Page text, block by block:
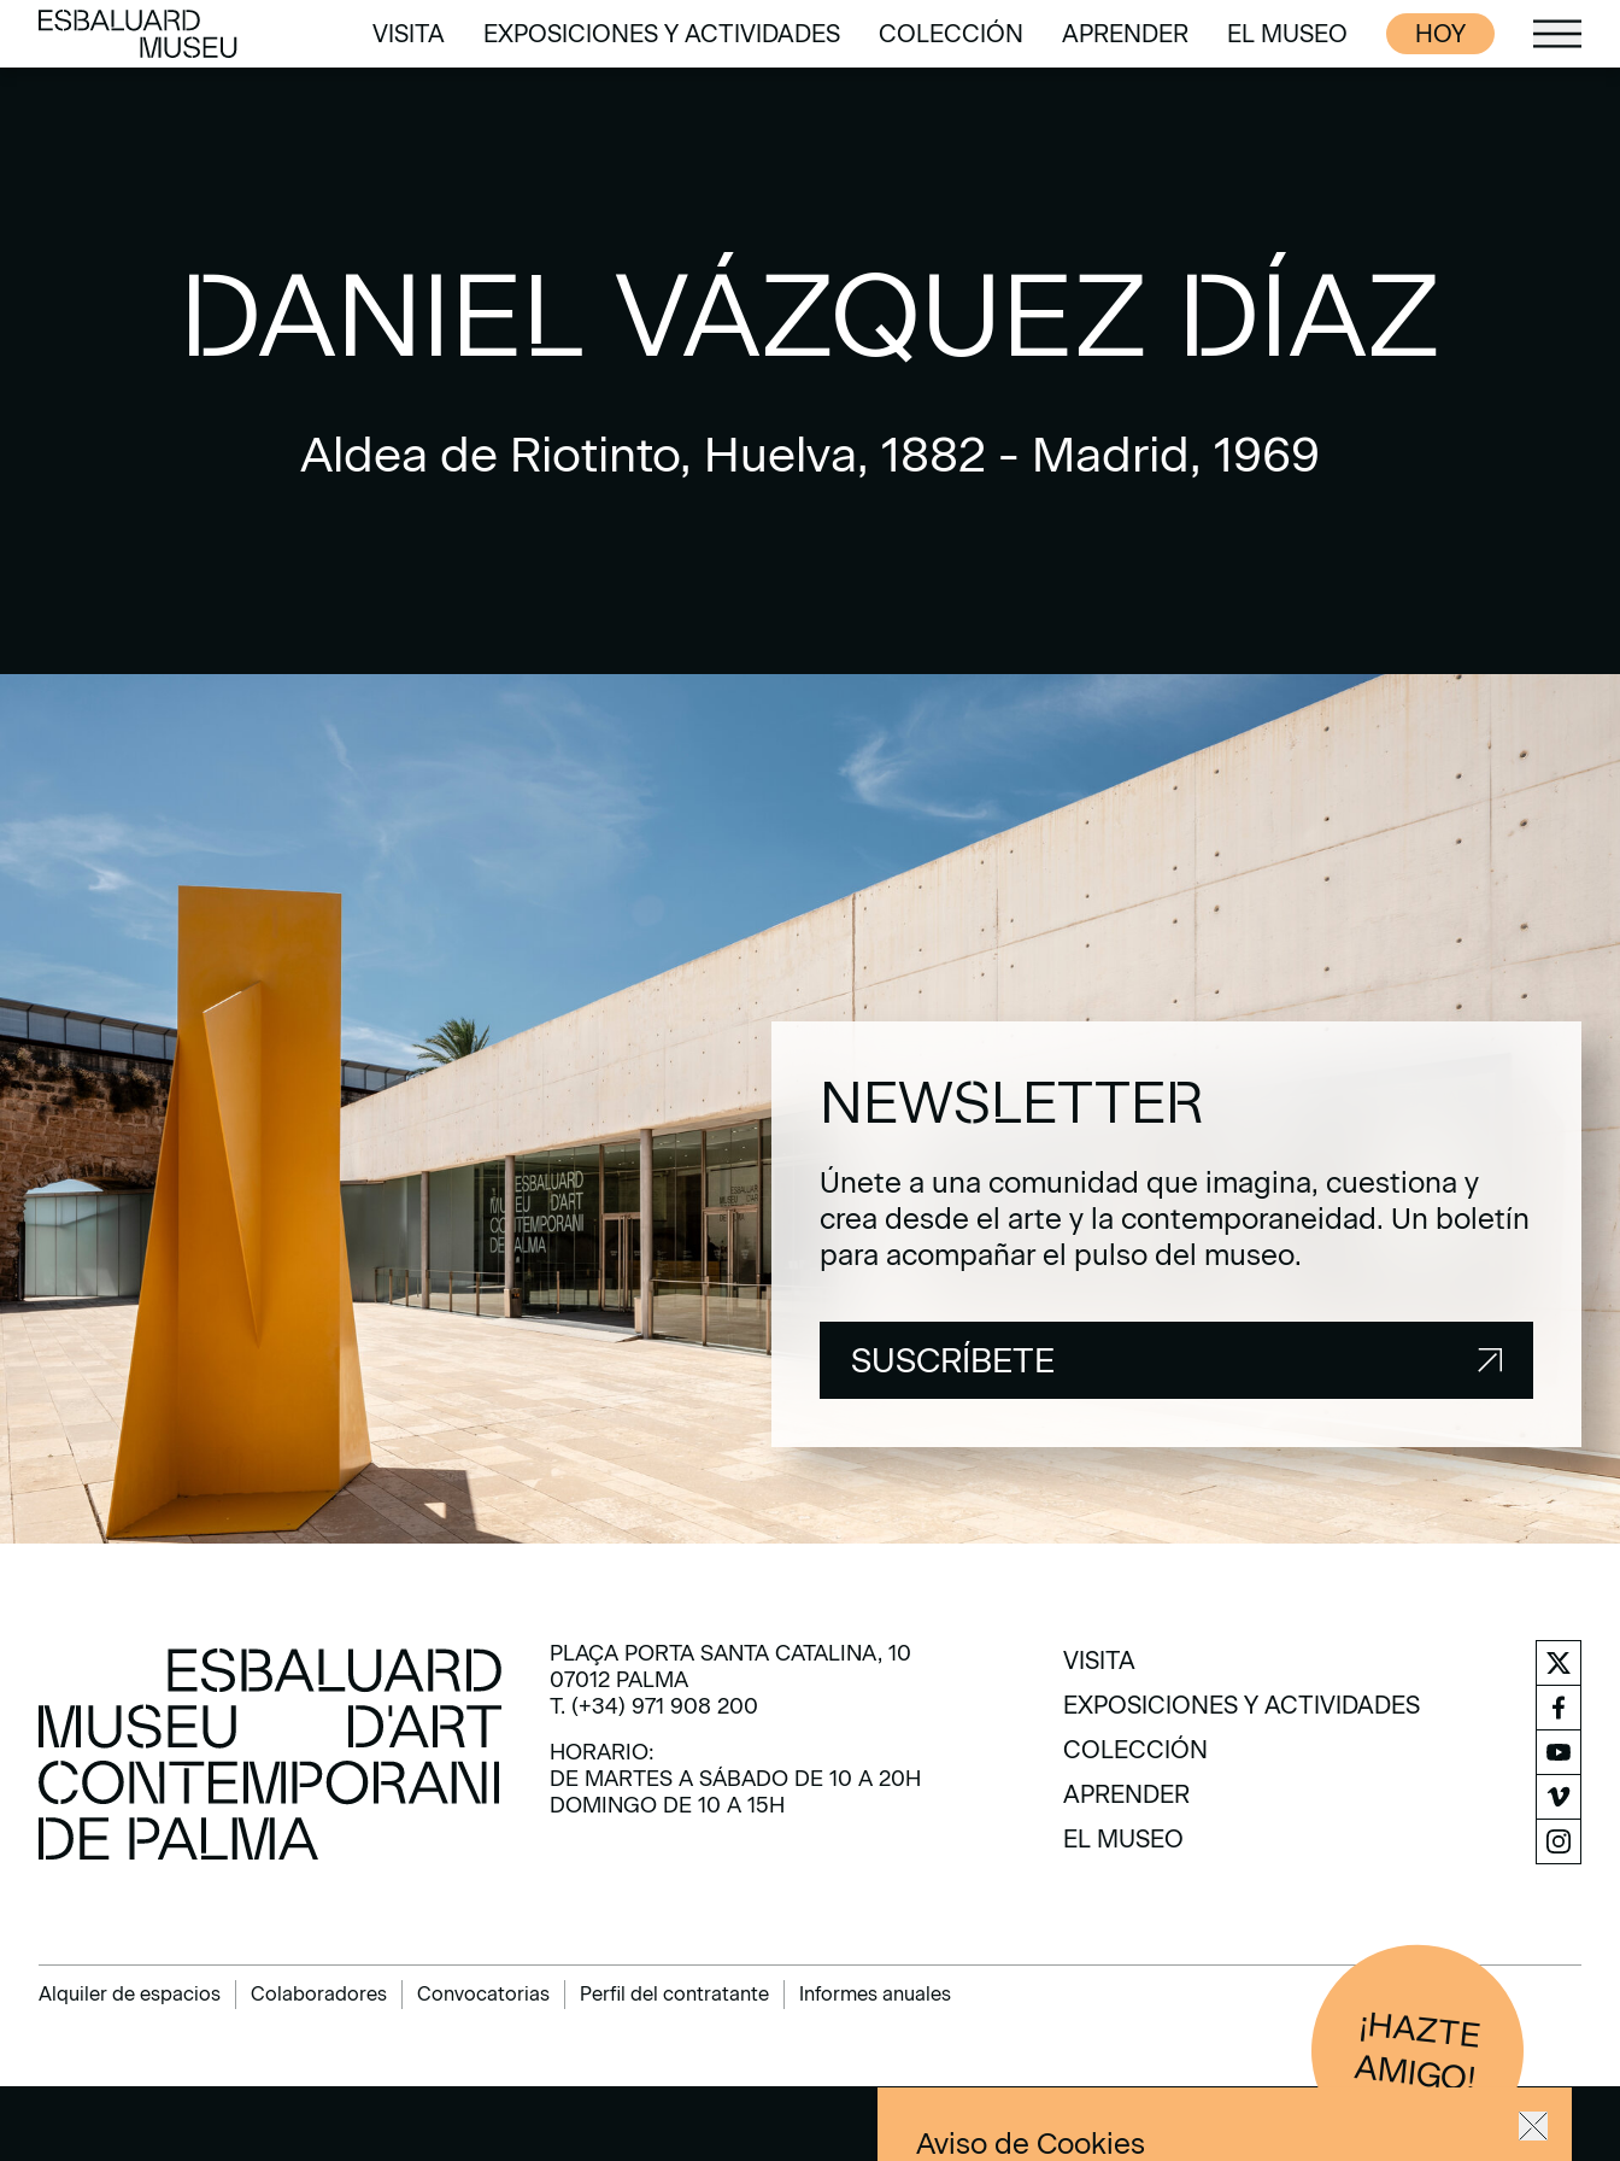
VISITA
VISITA
EXPOSICIONES Y ACTIVIDADES
EXPOSICIONES Y ACTIVIDADES
COLECCIÓN
COLECCIÓN
APRENDER
APRENDER
EL MUSEO
EL MUSEO
HOY
DANIEL VÁZQUEZ DÍAZ
Aldea de Riotinto, Huelva, 1882 - Madrid, 1969
NEWSLETTER
Únete a una comunidad que imagina, cuestiona y
crea desde el arte y la contemporaneidad. Un boletín
para acompañar el pulso del museo.
SUSCRÍBETE
PLAÇA PORTA SANTA CATALINA, 10
07012 PALMA
T. (+34) 971 908 200
HORARIO:
DE MARTES A SÁBADO DE 10 A 20H
DOMINGO DE 10 A 15H
VISITA
VISITA
EXPOSICIONES Y ACTIVIDADES
EXPOSICIONES Y ACTIVIDADES
COLECCIÓN
COLECCIÓN
APRENDER
APRENDER
EL MUSEO
Alquiler de espacios Colaboradores Convocatorias Perfil del contratante Informes anuales
¡H
AZTE
AM
IG
O
!
Aviso de Cookies